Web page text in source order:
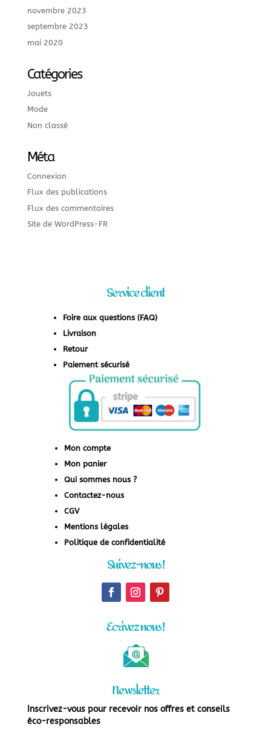
novembre 2023
septembre 2023
mai 2020
Catégories
Jouets
Mode
Non classé
Méta
Connexion
Flux des publications
Flux des commentaires
Site de WordPress-FR
Service client
Foire aux questions (FAQ)
Livraison
Retour
Paiement sécurisé
Mon compte
Mon panier
Qui sommes nous ?
Contactez-nous
CGV
Mentions légales
Politique de confidentialité
Suivez-nous !
Ecrivez nous !
Newsletter
Inscrivez-vous pour recevoir nos offres et conseils
éco-responsables